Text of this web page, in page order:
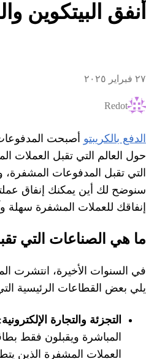
أنفق البيتكوين
٢٧ فبراير ٢٠٢٥
Redot
الدفع بالكريبتو
حول العالم التي تقبل العملات
التي تقبل المدفوعات
إنفاقك للعملات المشفرة سهلة
ما هي الصناعات التي
في السنوات الأخيرة، انتشرت
يلي بعض القطاعات الرئيسية
التجزئة والتجارة الإلكترونية